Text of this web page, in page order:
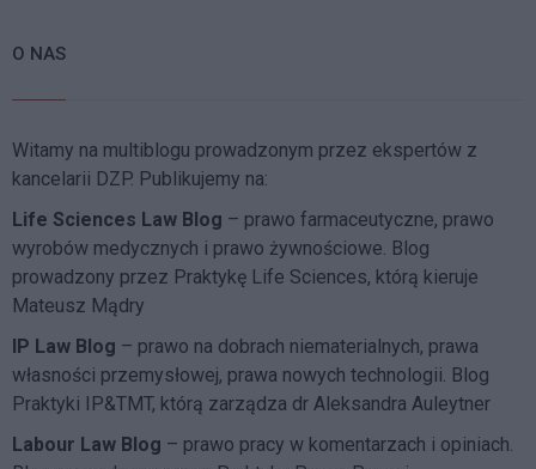
O NAS
Witamy na multiblogu prowadzonym przez ekspertów z
kancelarii DZP. Publikujemy na:
Life Sciences Law Blog – prawo farmaceutyczne, prawo
wyrobów medycznych i prawo żywnościowe. Blog
prowadzony przez Praktykę Life Sciences, którą kieruje
Mateusz Mądry
IP Law Blog – prawo na dobrach niematerialnych, prawa
własności przemysłowej, prawa nowych technologii. Blog
Praktyki IP&TMT, którą zarządza dr Aleksandra Auleytner
Labour Law Blog – prawo pracy w komentarzach i opiniach.